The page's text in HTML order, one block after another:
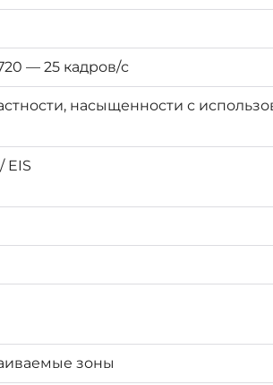
— 25 кадров/с
насыщенности с
EIS
зоны